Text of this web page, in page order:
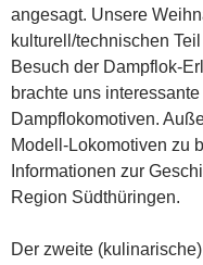
angesagt. Unsere
kulturell/technischen
Besuch der Dampflok-
brachte uns
Dampflokomotiven.
Modell-Lokomotiven zu
Informationen zur
Region Südthüringen.
Der zweite